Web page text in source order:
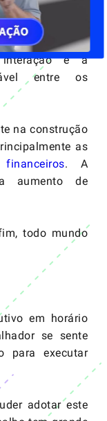
maneiras.
de trabalho
e a
entre os
na construção
as
. A
aumento de
todo mundo
em horário
se sente
para executar
adotar este